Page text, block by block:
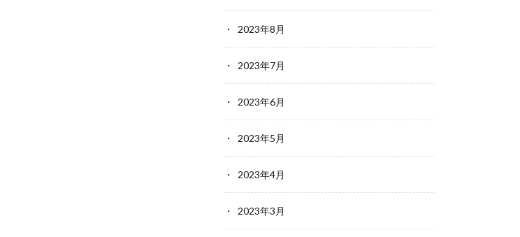
2023年8月
2023年7月
2023年6月
2023年5月
2023年4月
2023年3月